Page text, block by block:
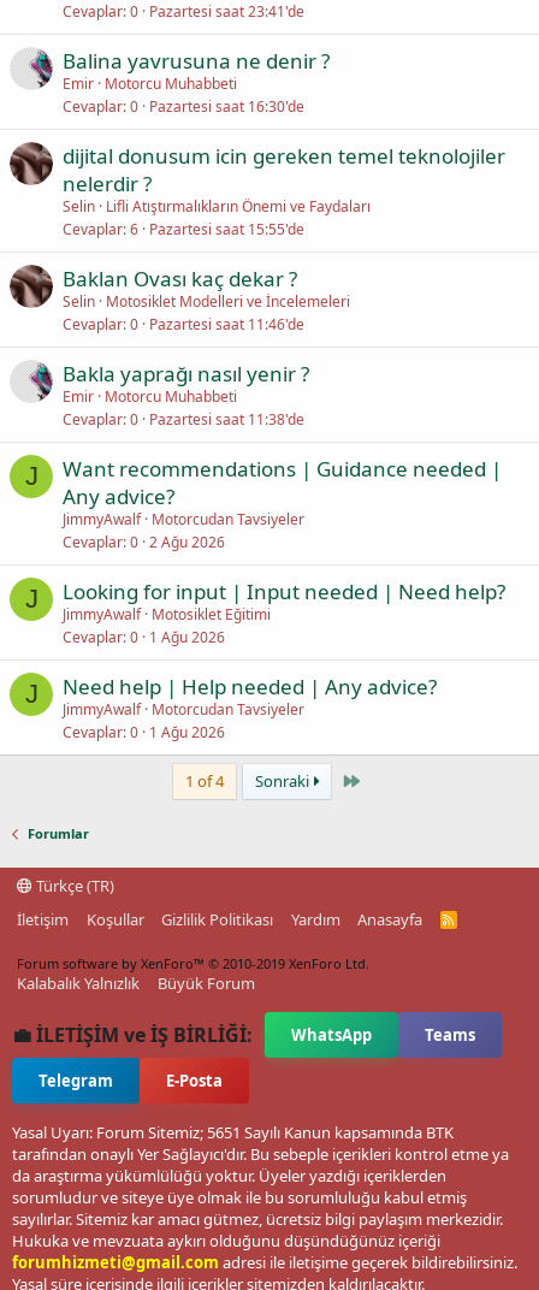
Cevaplar 0 Pazartesi saat 23:41'de
Balina yavrusuna ne denir ?
Emir Motorcu Muhabbeti
Cevaplar 0 Pazartesi saat 16:30'de
dijital donusum icin gereken temel teknolojiler
nelerdir ?
Selin Lifli Atıştırmalıkların Önemi ve Faydaları
Cevaplar 6 Pazartesi saat 15:55'de
Baklan Ovası kaç dekar ?
Selin Motosiklet Modelleri ve İncelemeleri
Cevaplar 0 Pazartesi saat 11:46'de
Bakla yaprağı nasıl yenir ?
Emir Motorcu Muhabbeti
Cevaplar 0 Pazartesi saat 11:38'de
J
Want recommendations | Guidance needed |
Any advice?
JimmyAwalf Motorcudan Tavsiyeler
Cevaplar 0 2 Ağu 2026
J Looking for input | Input needed | Need help?
JimmyAwalf Motosiklet Eğitimi
Cevaplar 0 1 Ağu 2026
J Need help | Help needed | Any advice?
JimmyAwalf Motorcudan Tavsiyeler
Cevaplar 0 1 Ağu 2026
1 of 4 Sonraki Last
Forumlar
Türkçe (TR)
İletişim
Koşullar Gizlilik Politikası Yardım Anasayfa
R
Forum software by XenForo™ © 2010-2019 XenForo Ltd.
Kalabalık Yalnızlık Büyük Forum
💼 İLETİŞİM ve İŞ BİRLİĞİ: WhatsApp Teams
Telegram E-Posta
Yasal Uyarı: Forum Sitemiz; 5651 Sayılı Kanun kapsamında BTK
tarafından onaylı Yer Sağlayıcı'dır. Bu sebeple içerikleri kontrol etme ya
da araştırma yükümlülüğü yoktur. Üyeler yazdığı içeriklerden
sorumludur ve siteye üye olmak ile bu sorumluluğu kabul etmiş
sayılırlar. Sitemiz kar amacı gütmez, ücretsiz bilgi paylaşım merkezidir.
Hukuka ve mevzuata aykırı olduğunu düşündüğünüz içeriği
forumhizmeti@gmail.com adresi ile iletişime geçerek bildirebilirsiniz.
Yasal süre içerisinde ilgili içerikler sitemizden kaldırılacaktır.